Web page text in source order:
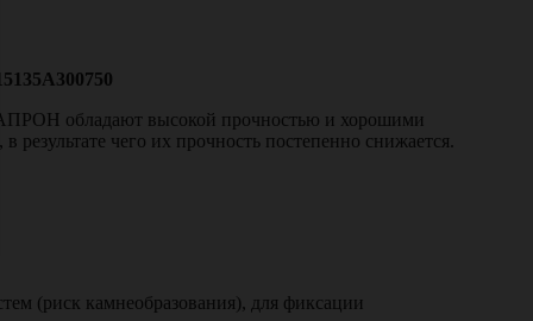
обладают высокой прочностью и хорошими
чего их прочность постепенно снижается.
(риск камнеобразования), для фиксации